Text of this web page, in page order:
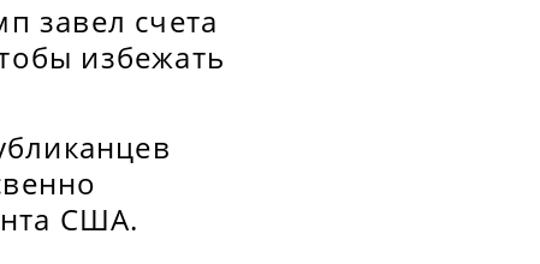
завел счета
избежать
США.